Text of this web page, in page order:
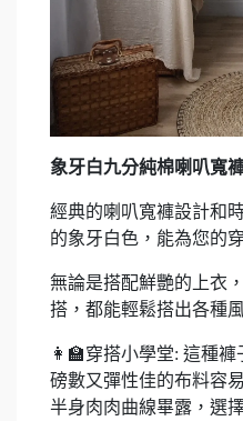
象牙白九分純棉喇叭寬
經典的喇叭寬褲設計和
的象牙白色，能為您的
無論是搭配鮮艷的上衣
搭，都能輕鬆搭出各種
👩‍🏫穿搭小學堂: 這種
磅數又彈性佳的布料容
半身肉肉曲線畢露，選